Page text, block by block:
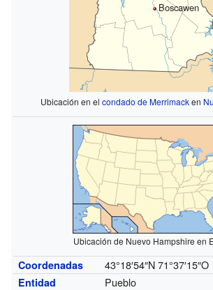
Boscawen
Ubicación en el condado de Merrimacken
Ubicación de Nuevo Hampshire en
Coordenadas 43°18′54″N 71°37′15″O
Entidad
Pueblo